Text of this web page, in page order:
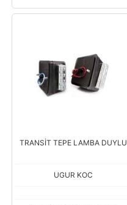
TRANSİT TEPE LAMBA DUYLU
UGUR KOC